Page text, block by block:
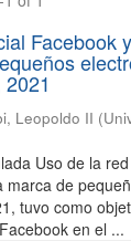
Facebook
Leopoldo II (
Uso de la
marca de
tuvo como
en el ...